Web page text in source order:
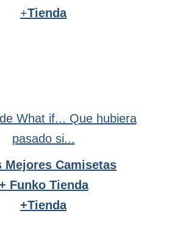
+Tienda
Mejores Camisetas
Funko Tienda
+Tienda